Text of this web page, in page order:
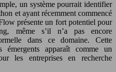
un système pourrait identifier
et ayant récemment commencé
présente un fort potentiel pour
même s’il n’a pas encore
dans ce domaine. Cette
émergents apparaît comme un
les entreprises en recherche